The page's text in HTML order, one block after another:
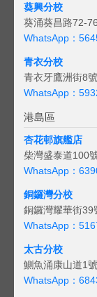
葵興分校
葵涌葵昌路72-
WhatsApp：
青衣分校
青衣牙鷹洲街8
WhatsApp：
港島區
杏花邨旗艦店
柴灣盛泰道100
WhatsApp：
銅鑼灣分校
銅鑼灣耀華街39
WhatsApp：
太古分校
鰂魚涌康山道1
WhatsApp：